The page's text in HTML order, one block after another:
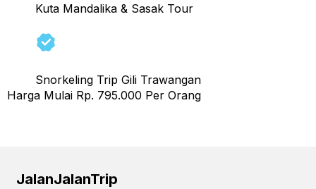
Kuta Mandalika & Sasak Tour
Snorkeling Trip Gili Trawangan
Harga Mulai Rp. 795.000 Per Orang
JalanJalanTrip